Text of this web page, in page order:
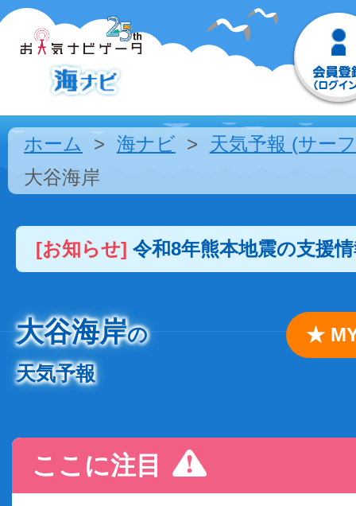
ホーム 海ナビ
天気予報 (サー
大谷海岸
[お知らせ] 令和8年熊本地震の支援
大谷海岸の
天気予報
★
ここに注目